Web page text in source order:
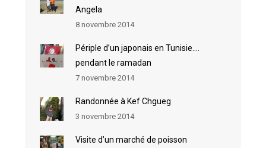
Angela
8 novembre 2014
Périple d’un japonais en Tunisie….
pendant le ramadan
7 novembre 2014
Randonnée à Kef Chgueg
3 novembre 2014
Visite d’un marché de poisson